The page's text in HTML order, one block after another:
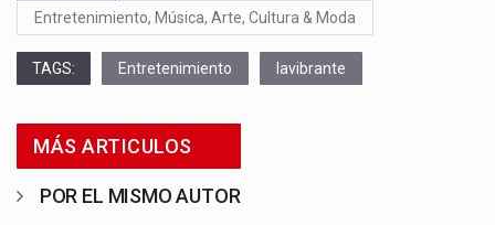
Entretenimiento, Música, Arte, Cultura & Moda
TAGS: Entretenimiento lavibrante
MÁS ARTICULOS
POR EL MISMO AUTOR